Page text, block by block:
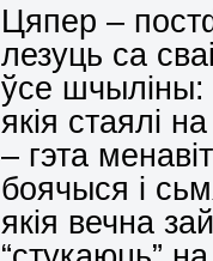
Цяпер –
лезуць са
ўсе
якія стаялі
– гэта
боячыся і
якія вечна